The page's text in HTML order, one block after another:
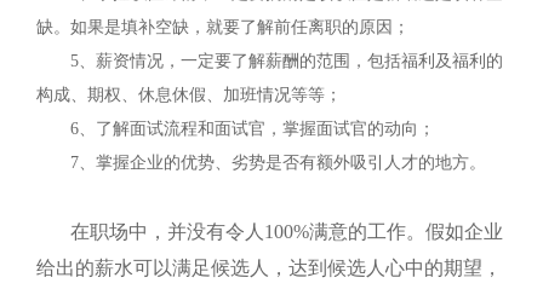
缺。如果是填补空缺，就要了解前任离职的原因；
5、薪资情况，一定要了解薪酬的范围，包括福利及福利的
构成、期权、休息休假、加班情况等等；
6、了解面试流程和面试官，掌握面试官的动向；
7、掌握企业的优势、劣势是否有额外吸引人才的地方。
在职场中，并没有令人 100%满意的工作。假如企业
给出的薪水可以满足候选人，达到候选人心中的期望，